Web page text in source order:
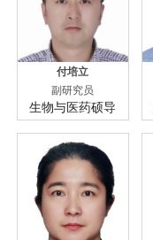
付培立
副研究员
生物与医药硕导